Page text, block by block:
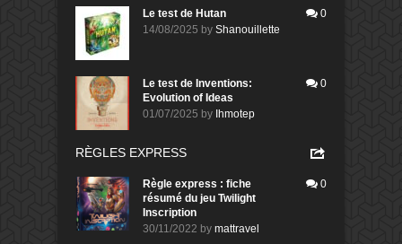
Le test de Hutan
14/08/2025 by Shanouillette
0
Le test de Inventions:
Evolution of Ideas
01/07/2025 by Ihmotep
0
RÈGLES EXPRESS
Règle express : fiche
résumé du jeu Twilight
Inscription
30/11/2022 by mattravel
0